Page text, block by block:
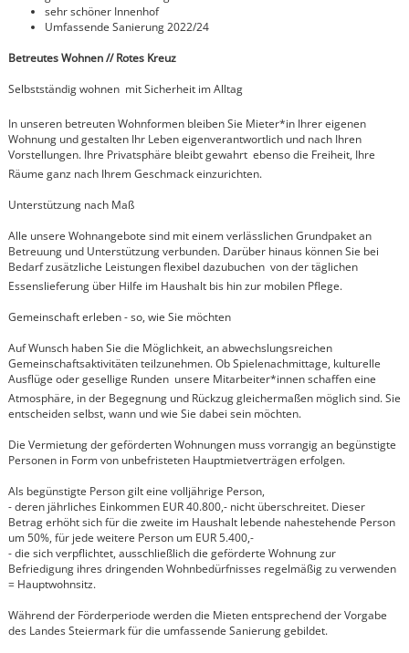
sehr schöner Innenhof
Umfassende Sanierung 2022/24
Betreutes Wohnen // Rotes Kreuz
Selbstständig wohnen  mit Sicherheit im Alltag
In unseren betreuten Wohnformen bleiben Sie Mieter*in Ihrer eigenen
Wohnung und gestalten Ihr Leben eigenverantwortlich und nach Ihren
Vorstellungen. Ihre Privatsphäre bleibt gewahrt  ebenso die Freiheit, Ihre
Räume ganz nach Ihrem Geschmack einzurichten.
Unterstützung nach Maß
Alle unsere Wohnangebote sind mit einem verlässlichen Grundpaket an
Betreuung und Unterstützung verbunden. Darüber hinaus können Sie bei
Bedarf zusätzliche Leistungen flexibel dazubuchen  von der täglichen
Essenslieferung über Hilfe im Haushalt bis hin zur mobilen Pflege.
Gemeinschaft erleben - so, wie Sie möchten
Auf Wunsch haben Sie die Möglichkeit, an abwechslungsreichen
Gemeinschaftsaktivitäten teilzunehmen. Ob Spielenachmittage, kulturelle
Ausflüge oder gesellige Runden  unsere Mitarbeiter*innen schaffen eine
Atmosphäre, in der Begegnung und Rückzug gleichermaßen möglich sind. Sie
entscheiden selbst, wann und wie Sie dabei sein möchten.
Die Vermietung der geförderten Wohnungen muss vorrangig an begünstigte
Personen in Form von unbefristeten Hauptmietverträgen erfolgen.
Als begünstigte Person gilt eine volljährige Person,
- deren jährliches Einkommen EUR 40.800,- nicht überschreitet. Dieser
Betrag erhöht sich für die zweite im Haushalt lebende nahestehende Person
um 50%, für jede weitere Person um EUR 5.400,-
- die sich verpflichtet, ausschließlich die geförderte Wohnung zur
Befriedigung ihres dringenden Wohnbedürfnisses regelmäßig zu verwenden
= Hauptwohnsitz.
Während der Förderperiode werden die Mieten entsprechend der Vorgabe
des Landes Steiermark für die umfassende Sanierung gebildet.